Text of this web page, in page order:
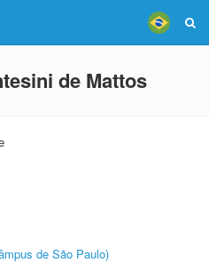
de Mattos
de São Paulo)